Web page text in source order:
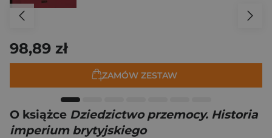
98,89 zł
ZAMÓW ZESTAW
O książce Dziedzictwo przemocy. Historia
imperium brytyjskiego